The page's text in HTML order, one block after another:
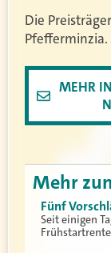
Die
Pfefferminzia.
MEHR
Mehr
Fünf
Seit einigen